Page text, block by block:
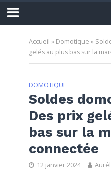
Accueil » Domotique »
gelés au plus bas sur la
DOMOTIQUE
Soldes
Des prix
bas sur la
connectée
12 janvier 2024